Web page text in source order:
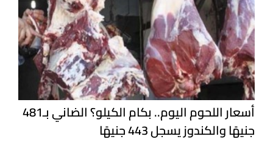
أسعار اللحوم اليوم.. بكام الكيلو؟ الضاني بـ481
جنيهًا والكندوز يسجل 443 جنيهًا